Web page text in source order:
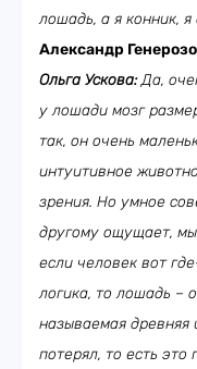
лошадь, а я конник,
Александр
Ольга Ускова:Да,
у лошади мозг
так, он очень
интуитивное
зрения. Но умное
другому ощущает,
если человек вот
логика, то лошадь –
называемая древняя
потерял, то есть это